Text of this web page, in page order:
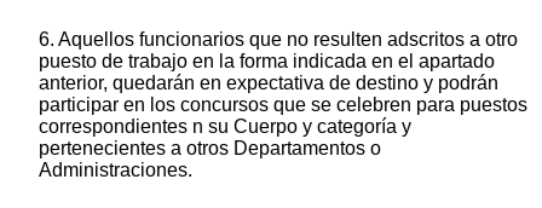
6. Aquellos funcionarios que no resulten adscritos a otro
puesto de trabajo en la forma indicada en el apartado
anterior, quedarán en expectativa de destino y podrán
participar en los concursos que se celebren para puestos
correspondientes n su Cuerpo y categoría y
pertenecientes a otros Departamentos o
Administraciones.